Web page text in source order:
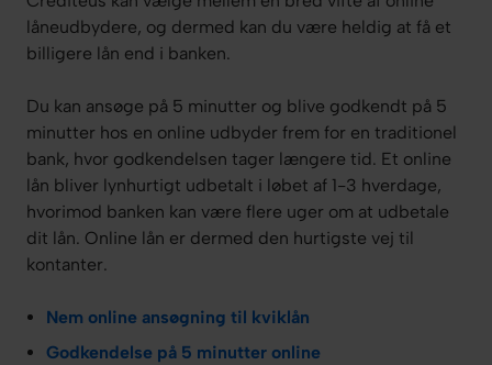
låneudbydere, og dermed kan du være heldig at få et
billigere lån end i banken.
Du kan ansøge på 5 minutter og blive godkendt på 5
minutter hos en online udbyder frem for en traditionel
bank, hvor godkendelsen tager længere tid. Et online
lån bliver lynhurtigt udbetalt i løbet af 1-3 hverdage,
hvorimod banken kan være flere uger om at udbetale
dit lån. Online lån er dermed den hurtigste vej til
kontanter.
Nem online ansøgning til kviklån
Godkendelse på 5 minutter online